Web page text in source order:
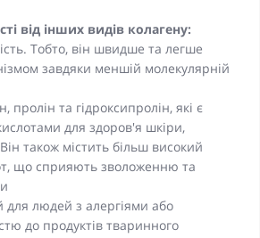
від інших видів колагену:
Тобто, він швидше та легше
завдяки меншій молекулярній
пролін та гідроксипролін, які є
для здоров'я шкіри,
Він також містить більш високий
що сприяють зволоженню та
людей з алергіями або
до продуктів тваринного